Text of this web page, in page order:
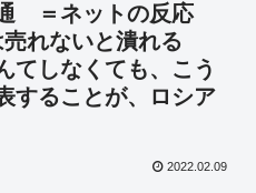
＝ネットの反応
れないと潰れる
てしなくても、こう
することが、ロシア
2022.02.09